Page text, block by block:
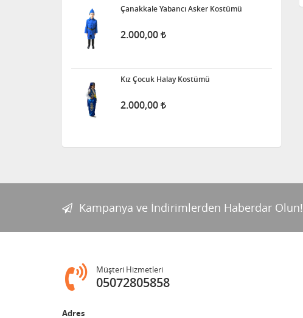
Çanakkale Yabancı Asker Kostümü
2.000,00
Kız Çocuk Halay Kostümü
2.000,00
Kampanya ve İndirimlerden Haberdar Olun!
Müşteri Hizmetleri
05072805858
Adres